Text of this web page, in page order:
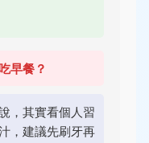
早餐？
，其實看個人習
，建議先刷牙再